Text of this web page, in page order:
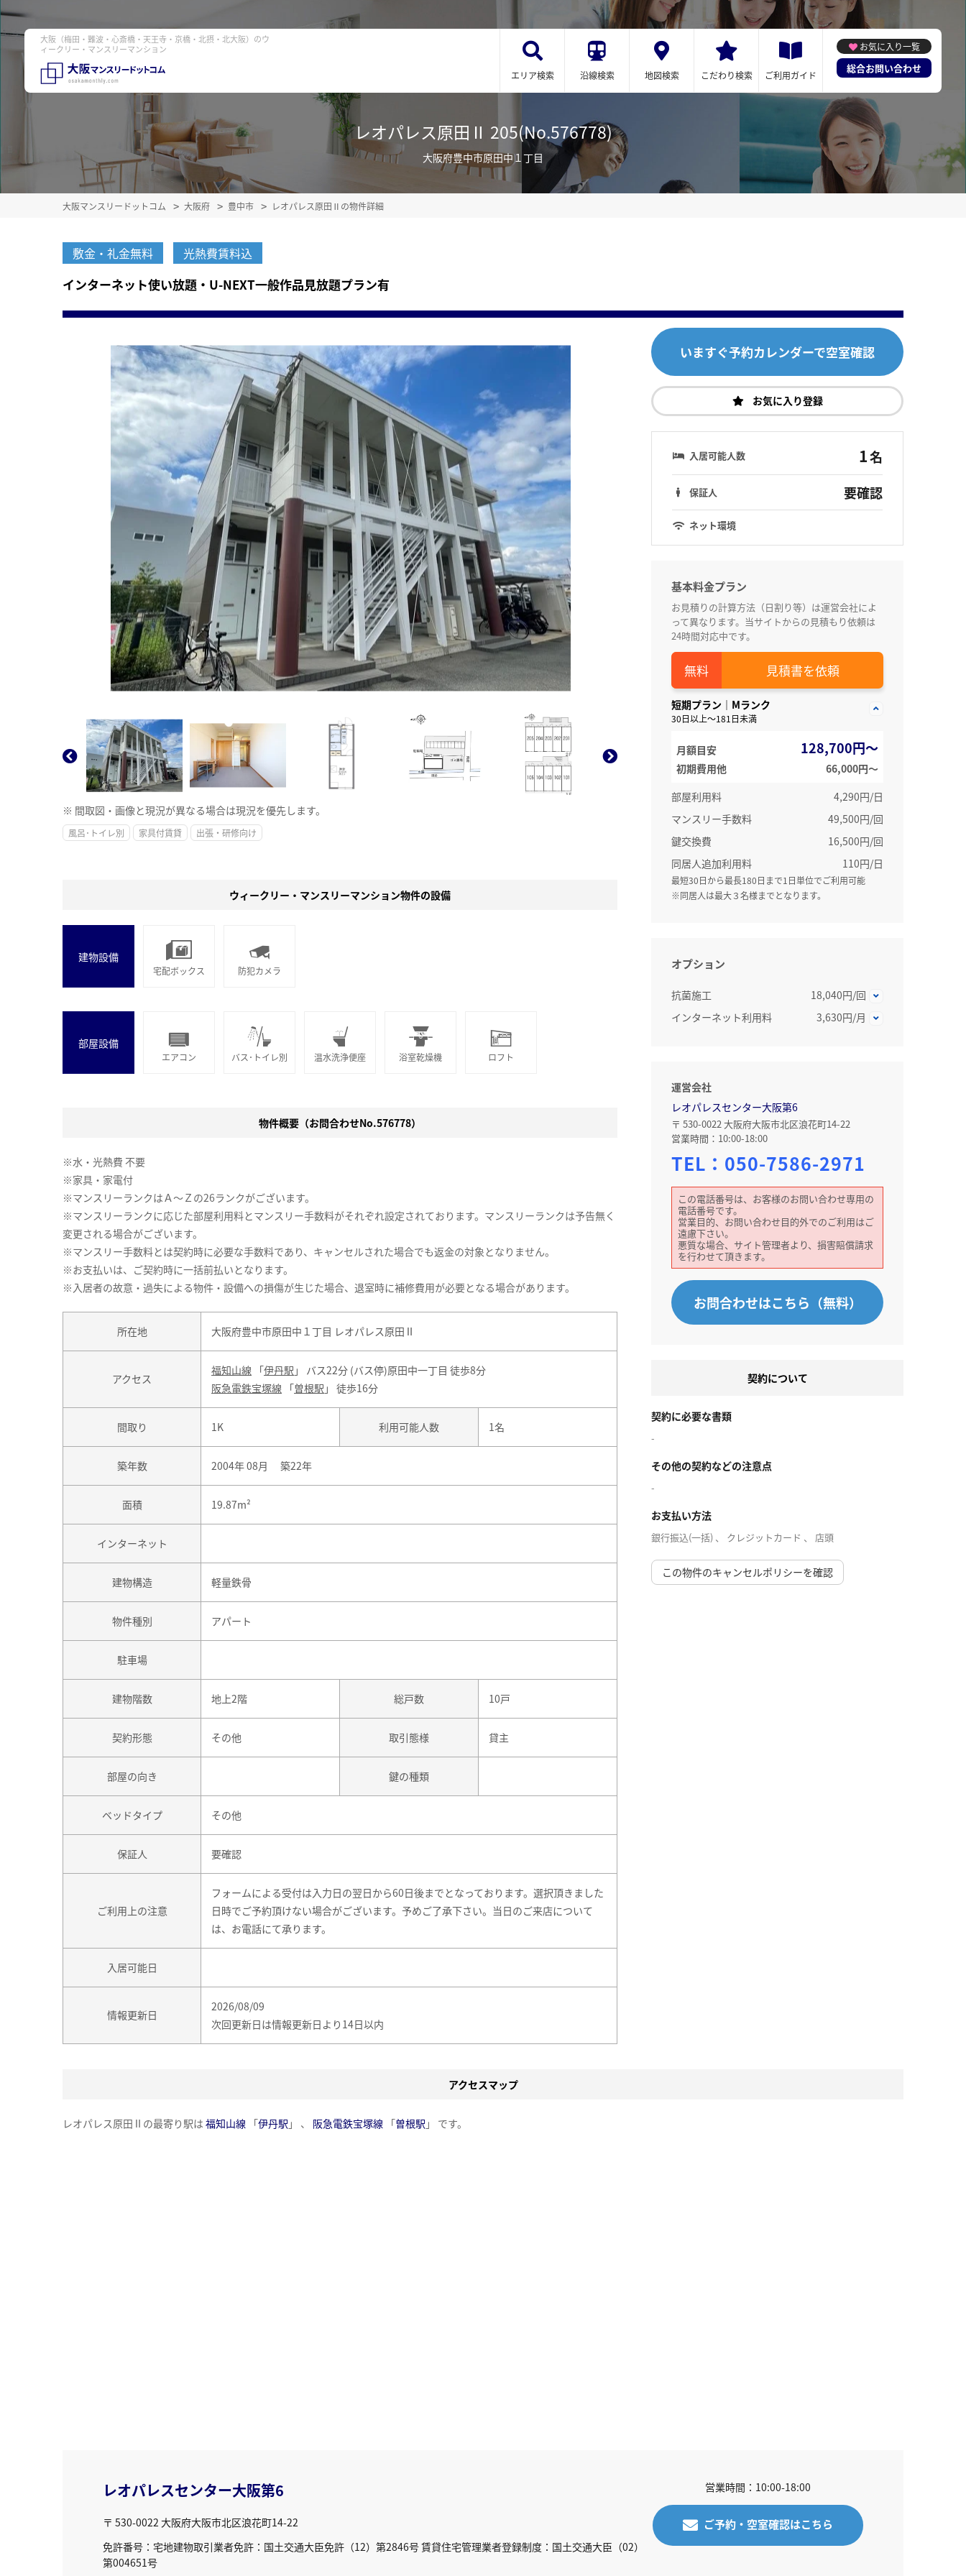
大阪（梅田・難波・心斎橋・天王寺・京橋・北摂・北大阪）のウ
ィークリー・マンスリーマンション
エリア検索 沿線検索 地図検索 こだわり検索 ご利用ガイド
お気に入り一覧
総合お問い合わせ
レオパレス原田Ⅱ 205(No.576778)
大阪府豊中市原田中１丁目
大阪マンスリードットコム 大阪府 豊中市 レオパレス原田Ⅱの物件詳細
敷金・礼金無料 光熱費賃料込
インターネット使い放題・U-NEXT一般作品見放題プラン有
※ 間取図・画像と現況が異なる場合は現況を優先します。
風呂･トイレ別 家具付賃貸 出張・研修向け
いますぐ予約カレンダーで空室確認
お気に入り登録
入居可能人数 1名
保証人 要確認
ネット環境
基本料金プラン
お見積りの計算方法（日割り等）は運営会社によ
って異なります。当サイトからの見積もり依頼は
24時間対応中です。
見積書を依頼
短期プラン｜Mランク
30日以上～181日未満
月額目安 128,700円～
初期費用他
66,000円〜
部屋利用料
4,290円/日
マンスリー手数料
49,500円/回
鍵交換費
16,500円/回
同居人追加利用料
110円/日
最短30日から最長180日まで1日単位でご利用可能
※同居人は最大３名様までとなります。
オプション
抗菌施工
18,040円/回
インターネット利用料
3,630円/月
運営会社
レオパレスセンター大阪第6
〒 530-0022 大阪府大阪市北区浪花町14-22
営業時間：10:00-18:00
TEL： 050-7586-2971
この電話番号は、お客様のお問い合わせ専用の
電話番号です。
営業目的、お問い合わせ目的外でのご利用はご
遠慮下さい。
悪質な場合、サイト管理者より、損害賠償請求
を行わせて頂きます。
お問合わせはこちら（無料）
契約について
契約に必要な書類
-
その他の契約などの注意点
-
お支払い方法
銀行振込(一括) 、 クレジットカード 、 店頭
この物件のキャンセルポリシーを確認
ウィークリー・マンスリーマンション物件の設備
建物設備
宅配ボックス 防犯カメラ
部屋設備
エアコン バス･トイレ別 温水洗浄便座 浴室乾燥機 ロフト
物件概要（お問合わせNo.576778）
※水・光熱費 不要
※家具・家電付
※マンスリーランクはＡ～Ｚの26ランクがございます。
※マンスリーランクに応じた部屋利用料とマンスリー手数料がそれぞれ設定されております。マンスリーランクは予告無く
変更される場合がございます。
※マンスリー手数料とは契約時に必要な手数料であり、キャンセルされた場合でも返金の対象となりません。
※お支払いは、ご契約時に一括前払いとなります。
※入居者の故意・過失による物件・設備への損傷が生じた場合、退室時に補修費用が必要となる場合があります。
所在地 大阪府豊中市原田中１丁目 レオパレス原田Ⅱ
アクセス
福知山線 「伊丹駅 」 バス22分 (バス停)原田中一丁目 徒歩8分
阪急電鉄宝塚線 「曽根駅 」 徒歩16分
間取り 1K 利用可能人数 1名
築年数 2004年 08月 築22年
面積 19.87m²
インターネット
建物構造 軽量鉄骨
物件種別 アパート
駐車場
建物階数 地上2階 総戸数 10戸
契約形態 その他 取引態様 貸主
部屋の向き 鍵の種類
ベッドタイプ その他
保証人 要確認
ご利用上の注意
フォームによる受付は入力日の翌日から60日後までとなっております。選択頂きました
日時でご予約頂けない場合がございます。予めご了承下さい。当日のご来店について
は、お電話にて承ります。
入居可能日
情報更新日
2026/08/09
次回更新日は情報更新日より14日以内
アクセスマップ
レオパレス原田Ⅱの最寄り駅は 福知山線 「伊丹駅 」 、 阪急電鉄宝塚線 「曽根駅 」 です。
レオパレスセンター大阪第6
〒 530-0022 大阪府大阪市北区浪花町14-22
免許番号：宅地建物取引業者免許：国土交通大臣免許（12）第2846号 賃貸住宅管理業者登録制度：国土交通大臣（02）
第004651号
営業時間：10:00-18:00
ご予約・空室確認はこちら